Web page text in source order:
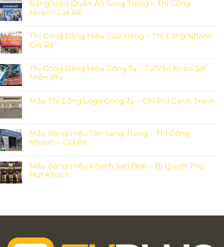
Bảng Hiệu Quần Áo Sang Trọng – Thi Công
Nhanh Giá Rẻ
Thi Công Bảng Hiệu Cửa Hàng – Thi Công Nhanh
Giá Rẻ
Thi Công Bảng Hiệu Công Ty – Tư Vấn Khảo Sát
Miễn Phí
Mẫu Thi Công Logo Công Ty – Chi Phí Cạnh Tranh
Mẫu Bảng Hiệu Tôn Sang Trọng – Thi Công
Nhanh – Giá Rẻ
Mẫu Bảng Hiệu Khách Sạn Đẹp – Bí Quyết Thu
Hút Khách